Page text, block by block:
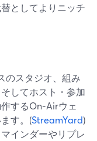
としてよりニッチ
のスタジオ、組み
してホスト・参加
するOn‑Airウェ
す。(StreamYard)
インダーやリプレ